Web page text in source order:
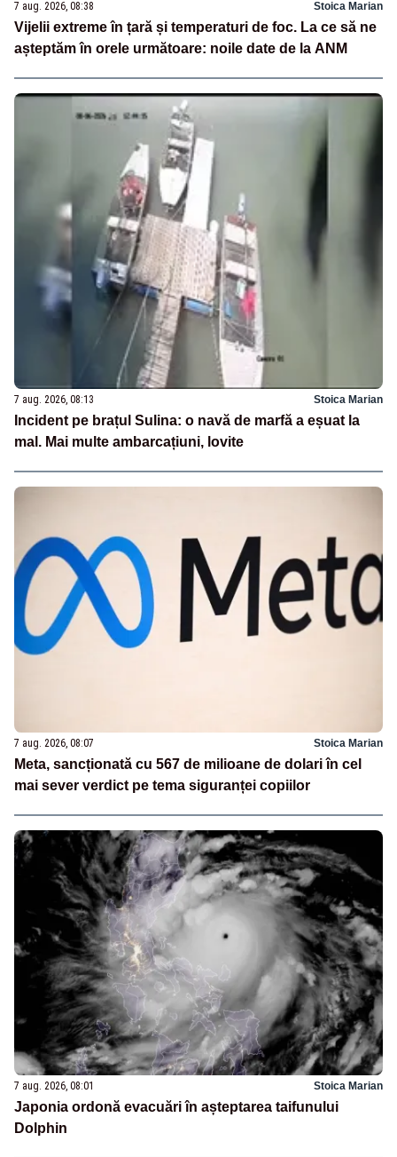
7 aug. 2026, 08:38 Stoica Marian
Vijelii extreme în țară și temperaturi de foc. La ce să ne
așteptăm în orele următoare: noile date de la ANM
7 aug. 2026, 08:13 Stoica Marian
Incident pe brațul Sulina: o navă de marfă a eșuat la
mal. Mai multe ambarcațiuni, lovite
7 aug. 2026, 08:07 Stoica Marian
Meta, sancționată cu 567 de milioane de dolari în cel
mai sever verdict pe tema siguranței copiilor
7 aug. 2026, 08:01 Stoica Marian
Japonia ordonă evacuări în așteptarea taifunului
Dolphin